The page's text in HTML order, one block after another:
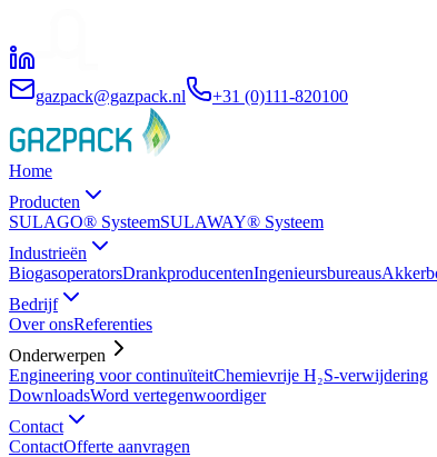
gazpack@gazpack.nl +31 (0)111-820100
Home
Producten
SULAGO® SysteemSULAWAY® Systeem
Industrieën
BiogasoperatorsDrankproducentenIngenieursbureaus
Bedrijf
Over onsReferenties
Onderwerpen
Engineering voor continuïteitChemievrije H₂S-verwijdering
DownloadsWord vertegenwoordiger
Contact
ContactOfferte aanvragen